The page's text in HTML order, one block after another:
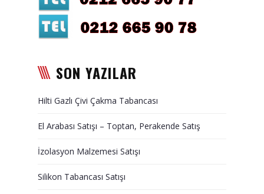
Asma Tavan Malzemesi
BİZE ULAŞINSON YAZILAR
Hilti Gazlı Çivi Çakma Tabancası
El Arabası Satışı – Toptan, Perakende Satış
İzolasyon Malzemesi Satışı
Silikon Tabancası Satışı